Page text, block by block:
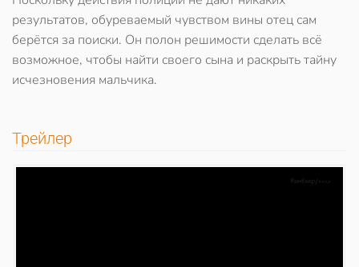
результатов, обуреваемый чувством вины отец сам
берётся за поиски. Он полон решимости сделать всё
возможное, чтобы найти своего сына и раскрыть тайну
исчезновения мальчика.
Трейлер